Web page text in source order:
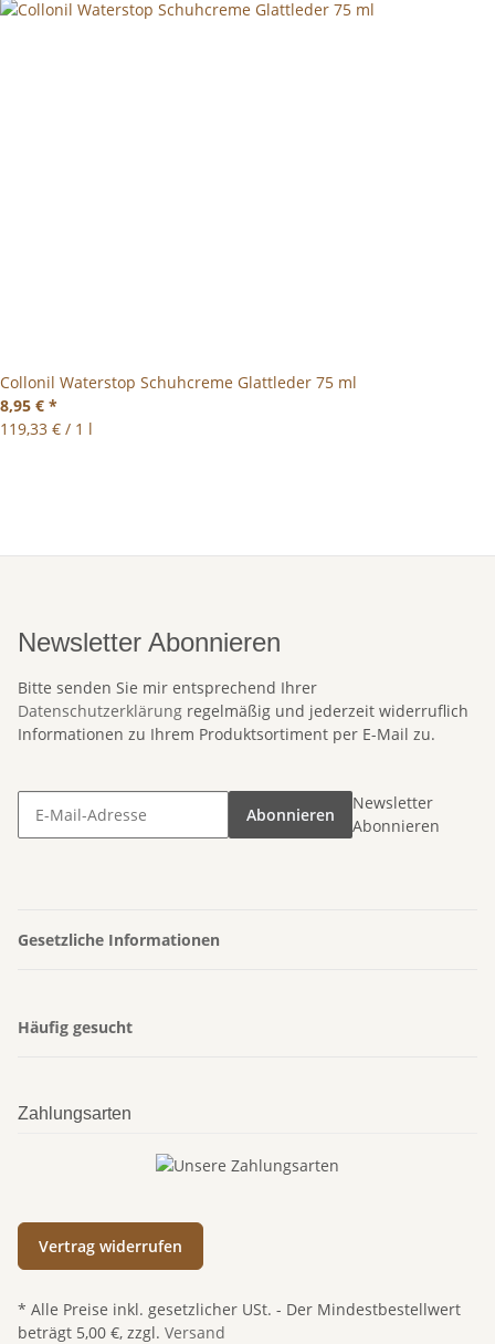
Collonil Waterstop Schuhcreme Glattleder 75 ml
8,95 € *
119,33 € / 1 l
Newsletter Abonnieren
Bitte senden Sie mir entsprechend Ihrer
Datenschutzerklärung regelmäßig und jederzeit widerruflich
Informationen zu Ihrem Produktsortiment per E-Mail zu.
Abonnieren
Newsletter
Abonnieren
Gesetzliche Informationen
Häufig gesucht
Zahlungsarten
Vertrag widerrufen
* Alle Preise inkl. gesetzlicher USt. - Der Mindestbestellwert
beträgt 5,00 €, zzgl. Versand